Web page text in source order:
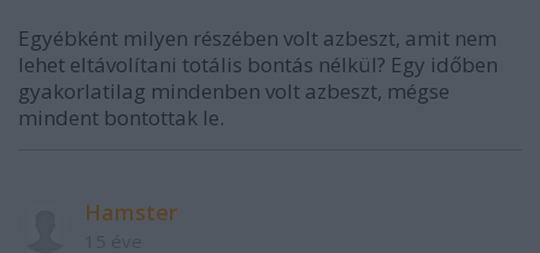
Egyébként milyen részében volt azbeszt, amit nem
lehet eltávolítani totális bontás nélkül? Egy időben
gyakorlatilag mindenben volt azbeszt, mégse
mindent bontottak le.
Hamster